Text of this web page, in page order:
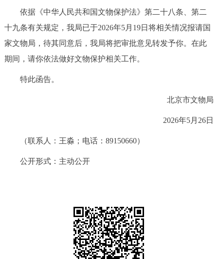
依据《中华人民共和国文物保护法》第二十八条、第二
十九条有关规定，我局已于2026年5月19日将相关情况报请国
家文物局，待其同意后，我局将把审批意见转发予你。在此
期间，请你依法做好文物保护相关工作。
特此函告。
北京市文物局
2026年5月26日
（联系人：王淼；电话：89150660）
公开形式：主动公开